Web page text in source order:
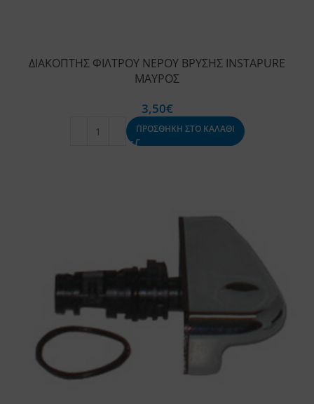
ΔΙΑΚΟΠΤΗΣ ΦΙΛΤΡΟΥ ΝΕΡΟΥ ΒΡΥΣΗΣ INSTAPURE
ΜΑΥΡΟΣ
3,50€
ΠΡΟΣΘΗΚΗ ΣΤΟ ΚΑΛΑΘΙ